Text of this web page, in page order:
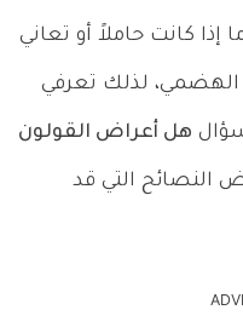
كانت حاملاً أو تعاني
الهضمي، لذلك تعرفي
هل أعراض القولون
النصائح التي قد